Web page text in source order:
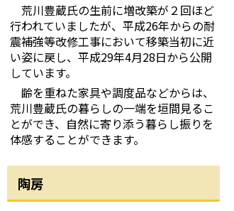
荒川豊蔵氏の生前に増改築が２回ほど
行われていましたが、平成26年からの耐
震補強等改修工事において移築当初に近
い姿に戻し、平成29年4月28日から公開
しています。
齢を重ねた家具や調度品などからは、
荒川豊蔵氏の暮らしの一端を垣間見るこ
とができ、自然に寄り添う暮らし振りを
体感することができます。
陶房